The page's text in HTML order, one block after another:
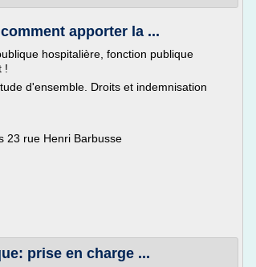
apporter la ...
hospitalière, fonction publique
!
d'ensemble. Droits et indemnisation
23 rue Henri Barbusse
prise en charge ...